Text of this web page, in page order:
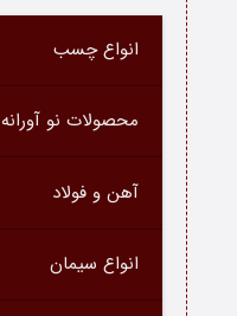
درباره ما
ارتباط با ما
دسته محصولات
بلاگ
انواع چسب
محصولات نو آورانه
آهن و فولاد
انواع سیمان